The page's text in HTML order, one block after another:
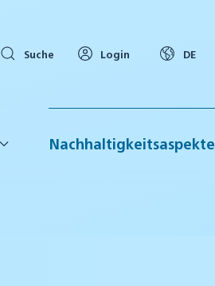
Suche Login DE
Nachhaltigkeitsaspekte